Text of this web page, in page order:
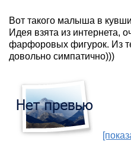
Вот такого малыша в
Идея взята из интернета,
фарфоровых фигурок. Из
довольно симпатично)))